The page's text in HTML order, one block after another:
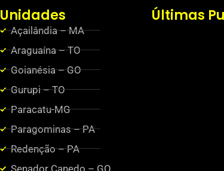
Unidades
Açailândia – MA
Araguaína – TO
Goianésia – GO
Gurupi – TO
Paracatu-MG
Paragominas – PA
Redenção – PA
Senador Canedo – GO
Últimas